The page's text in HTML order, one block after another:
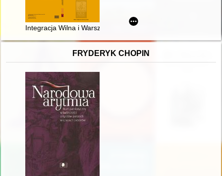
Integracja Wilna i Warszawy w perspektywie historycznej,
FRYDERYK CHOPIN